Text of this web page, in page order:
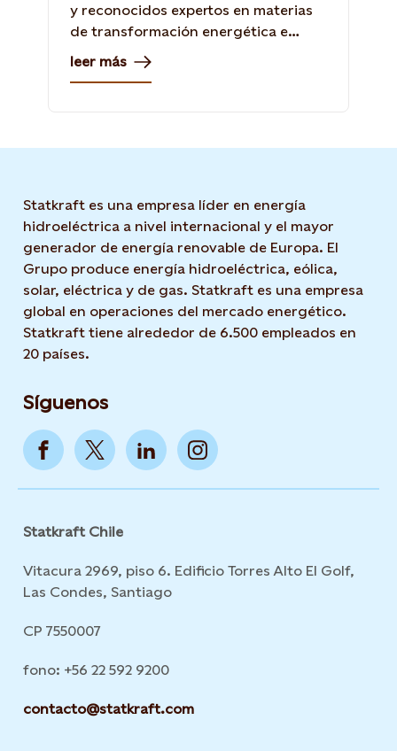
y reconocidos expertos en materias
de transformación energética e
innovación.
leer más
Statkraft es una empresa líder en energía
hidroeléctrica a nivel internacional y el mayor
generador de energía renovable de Europa. El
Grupo produce energía hidroeléctrica, eólica,
solar, eléctrica y de gas. Statkraft es una empresa
global en operaciones del mercado energético.
Statkraft tiene alrededor de 6.500 empleados en
20 países.
Síguenos
Statkraft Chile
Vitacura 2969, piso 6. Edificio Torres Alto El Golf,
Las Condes, Santiago
CP 7550007
fono: +56 22 592 9200
contacto@statkraft.com